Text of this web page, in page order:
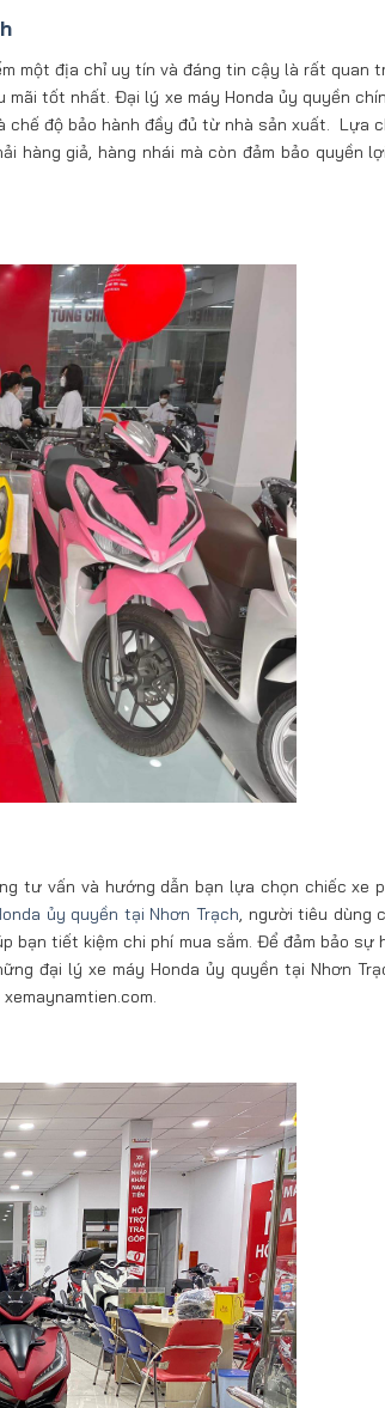
một địa chỉ uy tín và đáng tin cậy là rất quan
tốt nhất. Đại lý xe máy Honda ủy quyền
độ bảo hành đầy đủ từ nhà sản xuất. Lựa
hàng giả, hàng nhái mà còn đảm bảo quyền
tư vấn và hướng dẫn bạn lựa chọn chiếc xe
ủy quyền tại Nhơn Trạch, người tiêu dùng
bạn tiết kiệm chi phí mua sắm. Để đảm bảo sự
đại lý xe máy Honda ủy quyền tại Nhơn